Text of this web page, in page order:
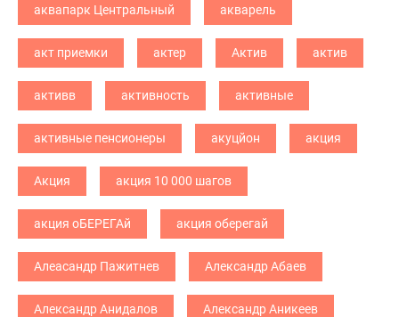
аквапарк Центральный акварель
акт приемки актер Актив актив
активв активность активные
активные пенсионеры акуцйон акция
Акция акция 10 000 шагов
акция оБЕРЕГАй акция оберегай
Алеасандр Пажитнев Александр Абаев
Александр Анидалов Александр Аникеев